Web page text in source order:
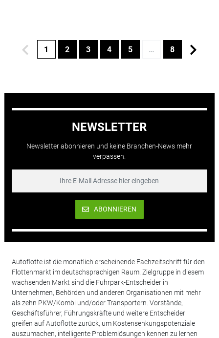
1 2 3 4 5 … 8
NEWSLETTER
Newsletter abonnieren und keine Branchen-News mehr
verpassen.
ABONNIEREN
Autoflotte ist die monatlich erscheinende Fachzeitschrift für den
Flottenmarkt im deutschsprachigen Raum. Zielgruppe in diesem
wachsenden Markt sind die Fuhrpark-Entscheider in
Unternehmen, Behörden und anderen Organisationen mit mehr
als zehn PKW/Kombi und/oder Transportern. Vorstände,
Geschäftsführer, Führungskräfte und weitere Entscheider
greifen auf Autoflotte zurück, um Kostensenkungspotenziale
auszumachen, intelligente Problemlösungen kennen zu lernen